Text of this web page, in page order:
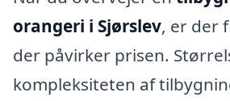
orangeri i Sjørslev, er der
der påvirker prisen.
kompleksiteten af